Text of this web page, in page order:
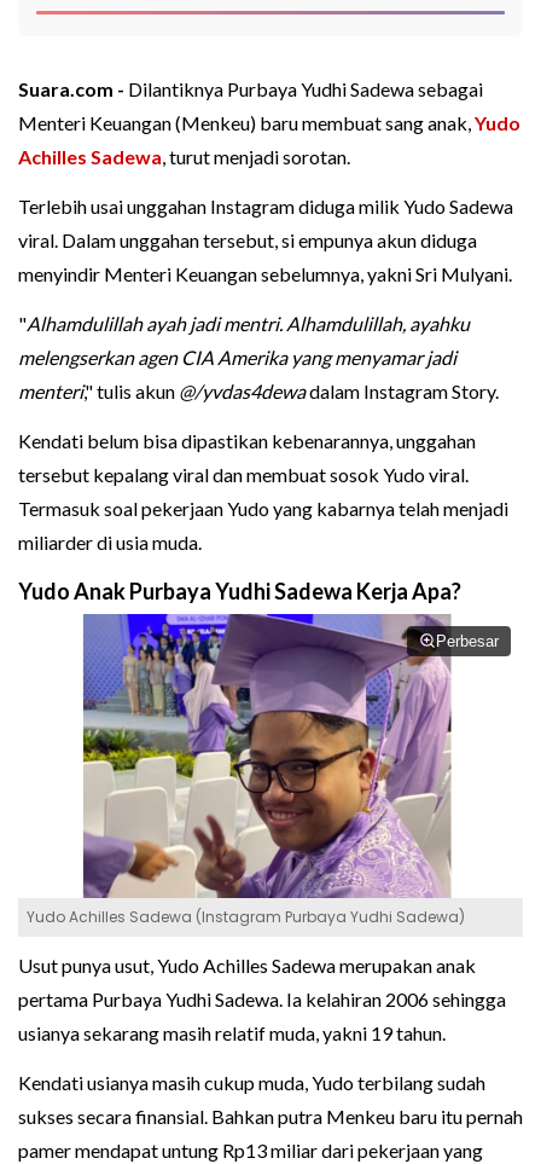
Suara.com - Dilantiknya Purbaya Yudhi Sadewa sebagai
Menteri Keuangan (Menkeu) baru membuat sang anak,Yudo
Achilles Sadewa, turut menjadi sorotan.
Terlebih usai unggahan Instagram diduga milik Yudo Sadewa
viral. Dalam unggahan tersebut, si empunya akun diduga
menyindir Menteri Keuangan sebelumnya, yakni Sri Mulyani.
"Alhamdulillah ayah jadi mentri. Alhamdulillah, ayahku
melengserkan agen CIA Amerika yang menyamar jadi
menteri," tulis akun @/yvdas4dewadalam Instagram Story.
Kendati belum bisa dipastikan kebenarannya, unggahan
tersebut kepalang viral dan membuat sosok Yudo viral.
Termasuk soal pekerjaan Yudo yang kabarnya telah menjadi
miliarder di usia muda.
Yudo Anak Purbaya Yudhi Sadewa Kerja Apa?
Perbesar
Yudo Achilles Sadewa (Instagram Purbaya Yudhi Sadewa)
Usut punya usut, Yudo Achilles Sadewa merupakan anak
pertama Purbaya Yudhi Sadewa. Ia kelahiran 2006 sehingga
usianya sekarang masih relatif muda, yakni 19 tahun.
Kendati usianya masih cukup muda, Yudo terbilang sudah
sukses secara finansial. Bahkan putra Menkeu baru itu pernah
pamer mendapat untung Rp13 miliar dari pekerjaan yang